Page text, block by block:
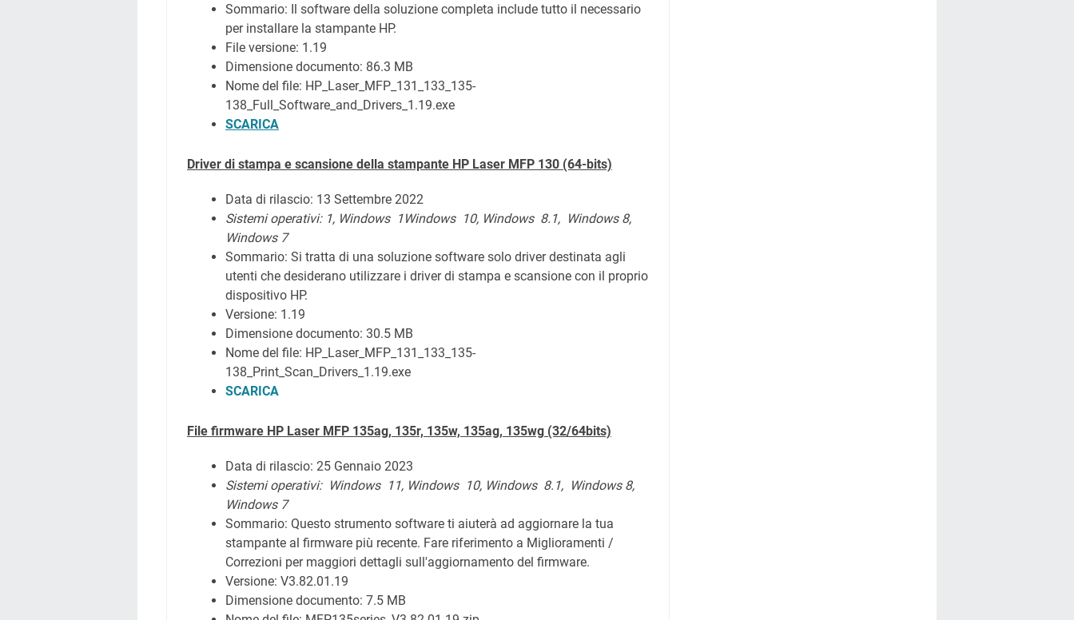
Sommario: Il software della soluzione completa include tutto il necessario
per installare la stampante HP.
File versione: 1.19
Dimensione documento: 86.3 MB
Nome del file: HP_Laser_MFP_131_133_135-
138_Full_Software_and_Drivers_1.19.exe
SCARICA
Driver di stampa e scansione della stampante HP Laser MFP 130 (64-bits)
Data di rilascio: 13 Settembre 2022
Sistemi operativi: 1, Windows 1Windows 10, Windows 8.1, Windows 8,
Windows 7
Sommario: Si tratta di una soluzione software solo driver destinata agli
utenti che desiderano utilizzare i driver di stampa e scansione con il proprio
dispositivo HP.
Versione: 1.19
Dimensione documento: 30.5 MB
Nome del file: HP_Laser_MFP_131_133_135-
138_Print_Scan_Drivers_1.19.exe
SCARICA
File firmware HP Laser MFP 135ag, 135r, 135w, 135ag, 135wg (32/64bits)
Data di rilascio: 25 Gennaio 2023
Sistemi operativi: Windows 11, Windows 10, Windows 8.1, Windows 8,
Windows 7
Sommario: Questo strumento software ti aiuterà ad aggiornare la tua
stampante al firmware più recente. Fare riferimento a Miglioramenti /
Correzioni per maggiori dettagli sull'aggiornamento del firmware.
Versione: V3.82.01.19
Dimensione documento: 7.5 MB